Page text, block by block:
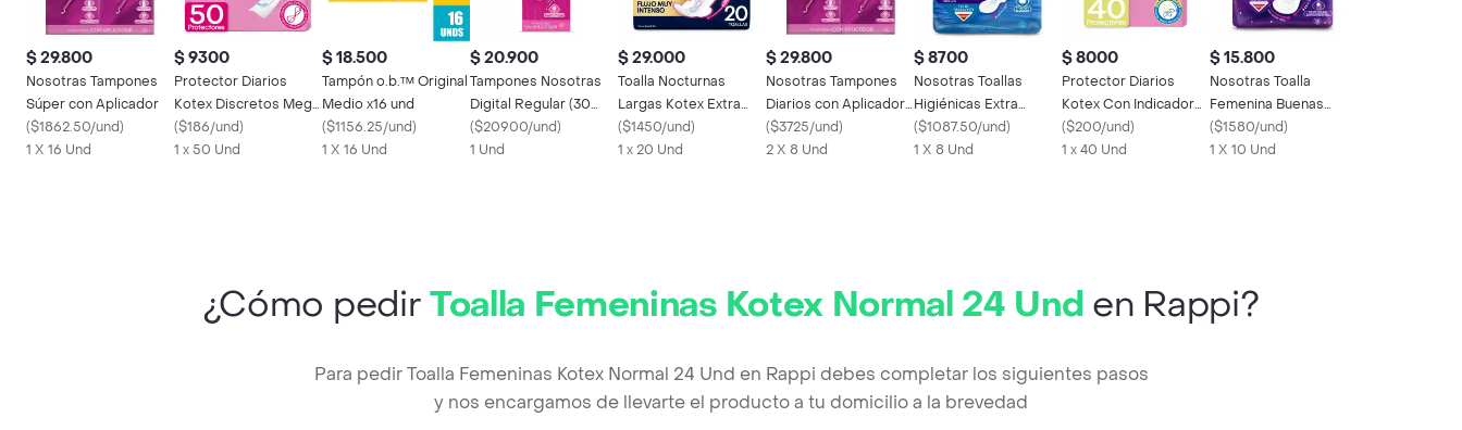
$ 29.800
Nosotras Tampones
Súper con Aplicador
($1862.50/und)
1 X 16 Und
$ 9300
Protector Diarios
Kotex Discretos Mega
Pack 50 Und
($186/und)
1 x 50 Und
$ 18.500
Tampón o.b.™ Original
Medio x16 und
($1156.25/und)
1 X 16 Und
$ 20.900
Tampones Nosotras
Digital Regular (30
Und)
($20900/und)
1 Und
$ 29.000
Toalla Nocturnas
Largas Kotex Extra
Protección 20 Und
($1450/und)
1 x 20 Und
$ 29.800
Nosotras Tampones
Diarios con Aplicador
Regular
($3725/und)
2 X 8 Und
$ 8700
Nosotras Toallas
Higiénicas Extra
Protección Larga Dia y
Noche
($1087.50/und)
1 X 8 Und
$ 8000
Protector Diarios
Kotex Con Indicador
de ph 40 Und
($200/und)
1 x 40 Und
$ 15.800
Nosotras Toalla
Femenina Buenas
Noches Rapisec
($1580/und)
1 X 10 Und
¿Cómo pedirToalla Femeninas Kotex Normal 24 Und en Rappi?
Para pedir Toalla Femeninas Kotex Normal 24 Und en Rappi debes completar los siguientes pasos
y nos encargamos de llevarte el producto a tu domicilio a la brevedad